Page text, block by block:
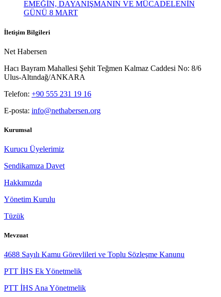
İletişim Bilgileri
Ulus-Altındağ/ANKARA
Telefon:+90 555 231 19 16
info@nethabersen.org
Hakkımızda
PTT İHS Ana Yönetmelik